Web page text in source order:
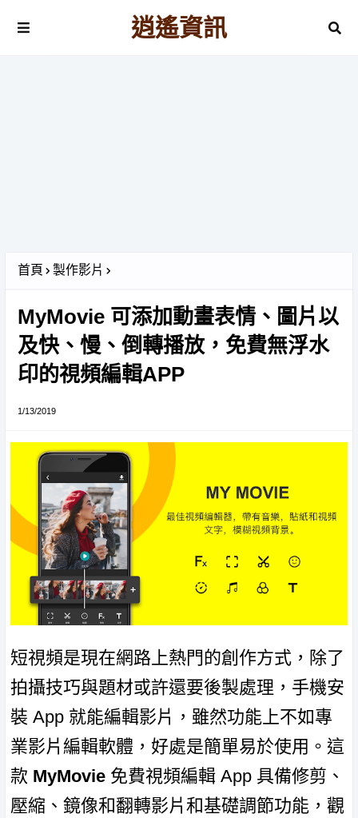
逍遙資訊
首頁 製作影片
MyMovie 可添加動畫表情、圖片以
及快、慢、倒轉播放，免費無浮水
印的視頻編輯APP
1/13/2019
短視頻是現在網路上熱門的創作方式，除了
拍攝技巧與題材或許還要後製處理，手機安
裝 App 就能編輯影片，雖然功能上不如專
業影片編輯軟體，好處是簡單易於使用。這
款 MyMovie 免費視頻編輯 App 具備修剪、
壓縮、鏡像和翻轉影片和基礎調節功能，觀